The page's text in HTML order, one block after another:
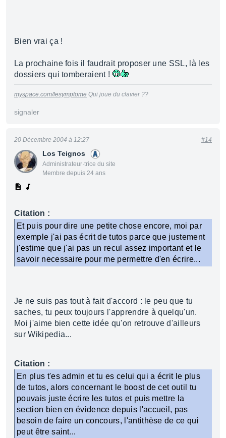
Bien vrai ça !
La prochaine fois il faudrait proposer une SSL, là les
dossiers qui tomberaient !
myspace.com/lesymptome Qui joue du clavier ??
signaler
Los Teignos
Administrateur·trice du site
Membre depuis 24 ans
20 Décembre 2004 à 12:27 #14
Citation :
Et puis pour dire une petite chose encore, moi par
exemple j'ai pas écrit de tutos parce que justement
j'estime que j'ai pas un recul assez important et le
savoir necessaire pour me permettre d'en écrire...
Je ne suis pas tout à fait d'accord : le peu que tu
saches, tu peux toujours l'apprendre à quelqu'un.
Moi j'aime bien cette idée qu'on retrouve d'ailleurs
sur Wikipedia...
Citation :
En plus t'es admin et tu es celui qui a écrit le plus
de tutos, alors concernant le boost de cet outil tu
pouvais juste écrire les tutos et puis mettre la
section bien en évidence depuis l'accueil, pas
besoin de faire un concours, l'antithèse de ce qui
peut être saint...